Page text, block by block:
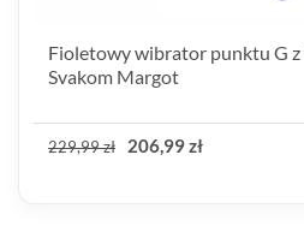
Fioletowy wibrator punktu G z
Svakom Margot
229,99 zł 206,99 zł